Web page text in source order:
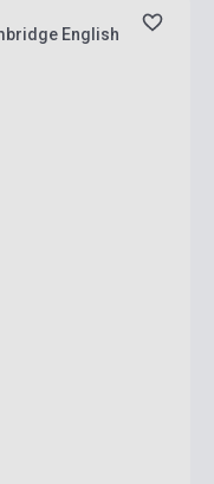
English